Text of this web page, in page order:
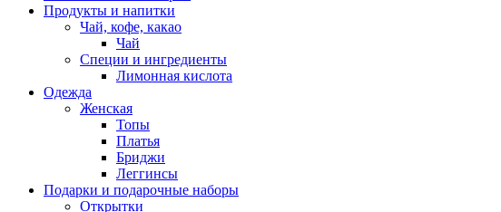
Продукты и напитки
Чай, кофе, какао
Чай
Специи и ингредиенты
Лимонная кислота
Одежда
Женская
Топы
Платья
Бриджи
Леггинсы
Подарки и подарочные наборы
Открытки